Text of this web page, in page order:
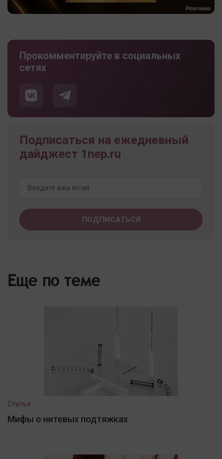
Прокомментируйте в социальных
сетях
Подписаться на ежедневный
дайджест 1nep.ru
Еще по теме
Статья
Мифы о нитевых подтяжках